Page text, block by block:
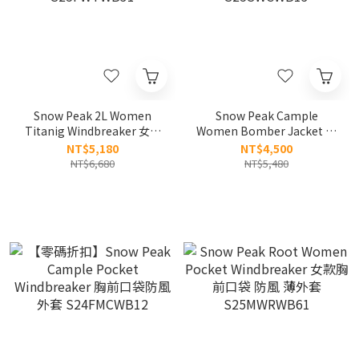
Snow Peak 2L Women
Titanig Windbreaker 女款
Titanig 雙層 防風外套
S25FWTWB31
NT$5,180
NT$6,680
Snow Peak Cample
Women Bomber Jacket 女
款 胸前雙口袋 飛行外套 夾克
S25SWCWB13
NT$4,500
NT$5,480